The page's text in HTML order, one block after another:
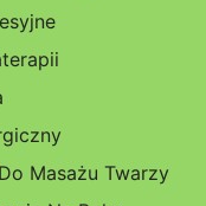
Masażu Twarzy